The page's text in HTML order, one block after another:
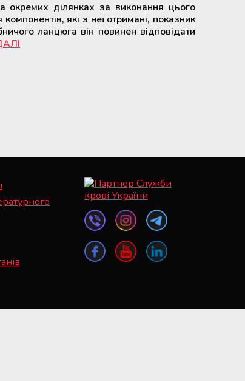
ділянках за виконання цього
які з неї отримані, показник
ланцюга він повинен відповідати